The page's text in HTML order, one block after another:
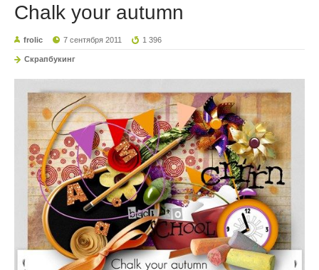
Chalk your autumn
frolic 7 сентября 2011 1 396
Скрапбукинг